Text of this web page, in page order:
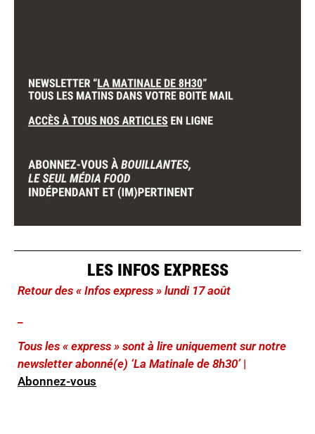
LES INFOS EXPRESS
Retour des « Infos express » lundi 17 août
Tous les « express » sont à lire uniquement sur notre
newsletter abonné(e) ‘La Matinale de 8h30’ |
Abonnez-vous